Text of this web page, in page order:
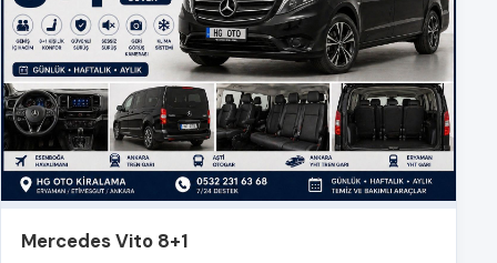
Mercedes Vito 8+1